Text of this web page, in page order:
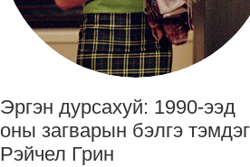
Эргэн дурсахуй: 1990-ээд
оны загварын бэлгэ тэмдэг
Рэйчел Грин